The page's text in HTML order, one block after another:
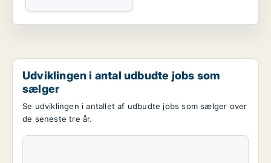
Udviklingen i antal udbudte jobs som
sælger
Se udviklingen i antallet af udbudte jobs som sælger over
de seneste tre år.